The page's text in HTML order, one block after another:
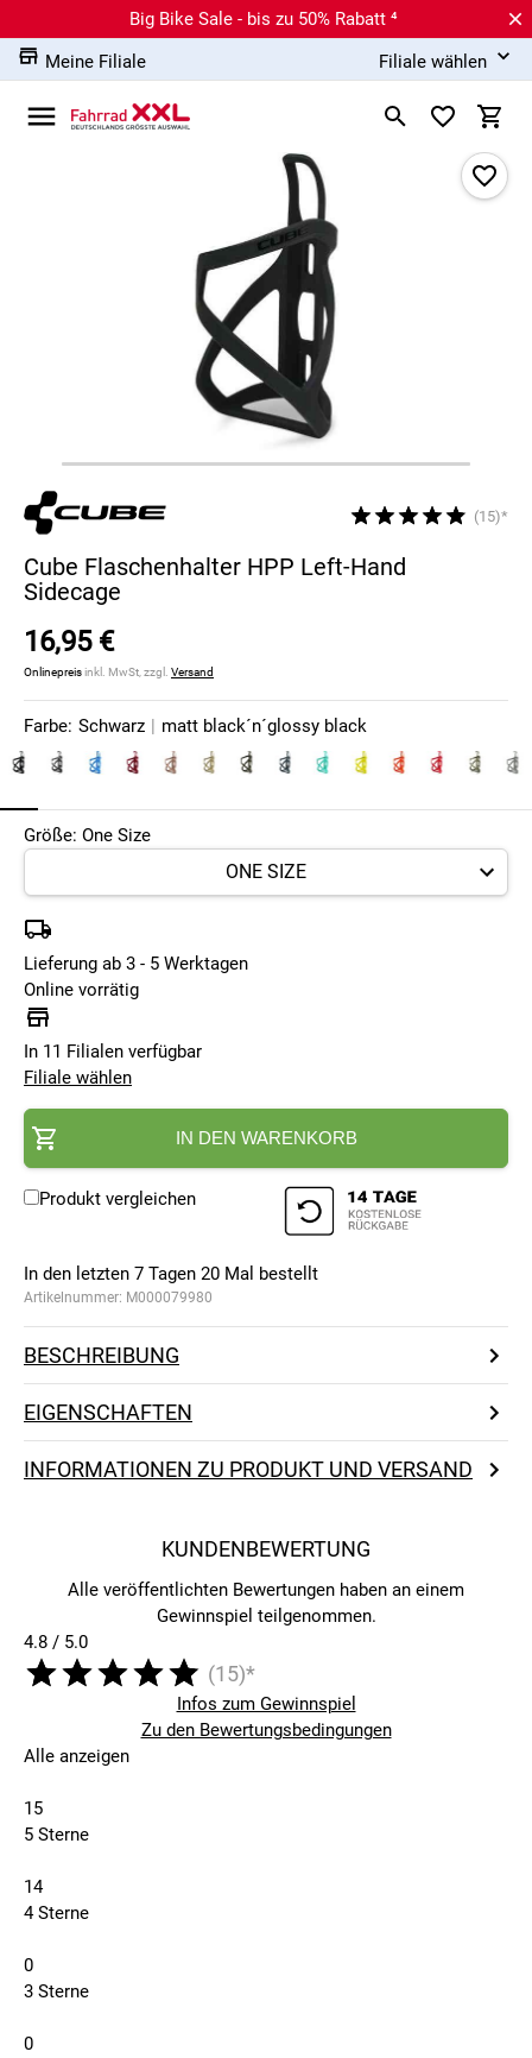
Big Bike Sale - bis zu 50% Rabatt ⁴
Meine Filiale
Filiale wählen
(15)*
Cube Flaschenhalter HPP Left-Hand
Sidecage
16,95 €
Onlinepreisinkl. MwSt, zzgl. Versand
Farbe: Schwarz | matt black´n´glossy black
Größe: One Size
Lieferung ab 3 - 5 Werktagen
Online vorrätig
In 11 Filialen verfügbar
Filiale wählen
IN DEN WARENKORB
Produkt vergleichen
In den letzten 7 Tagen 20 Mal bestellt
Artikelnummer: M000079980
BESCHREIBUNG
EIGENSCHAFTEN
INFORMATIONEN ZU PRODUKT UND VERSAND
KUNDENBEWERTUNG
Alle veröffentlichten Bewertungen haben an einem
Gewinnspiel teilgenommen.
4.8 / 5.0
(15)*
Infos zum Gewinnspiel
Zu den Bewertungsbedingungen
Alle anzeigen
15
5 Sterne
14
4 Sterne
0
3 Sterne
0